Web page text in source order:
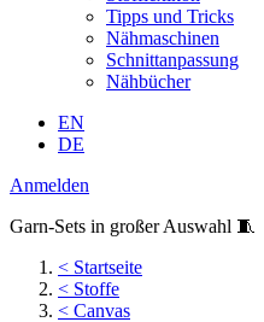
Tipps und Tricks
Nähmaschinen
Schnittanpassung
Nähbücher
EN
DE
Anmelden
Garn-Sets in großer Auswahl 🧵
< Startseite
< Stoffe
< Canvas